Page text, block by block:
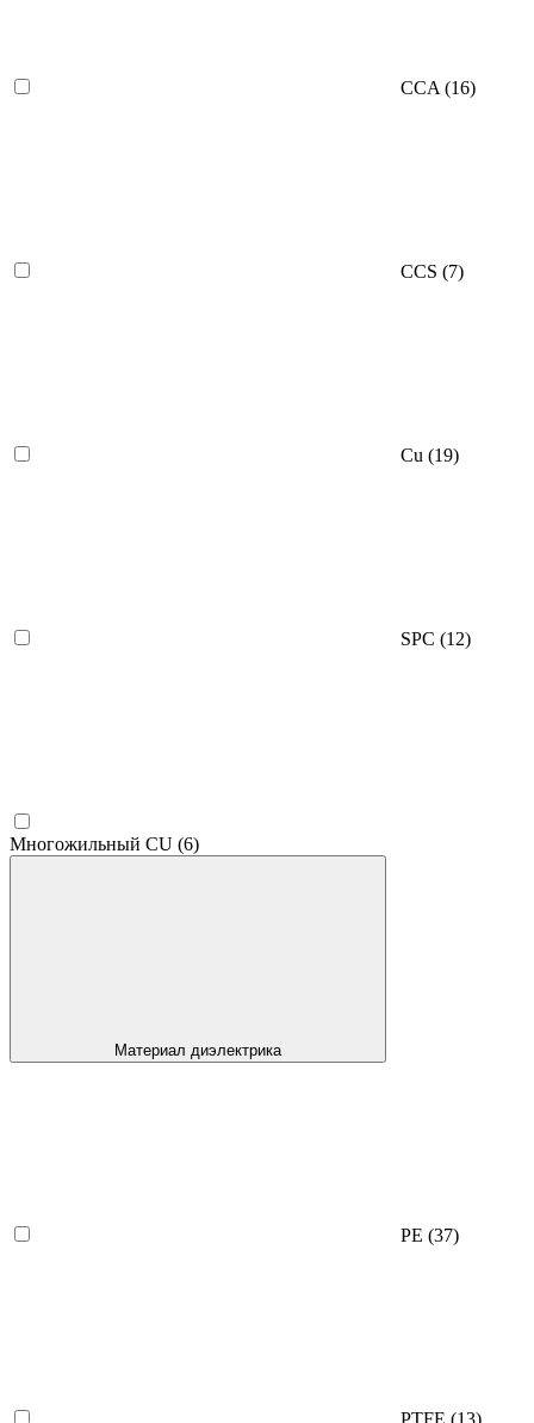
CCA (16)
CCS (7)
Cu (19)
SPC (12)
Многожильный CU (6)
Материал диэлектрика
PE (37)
PTFE (13)